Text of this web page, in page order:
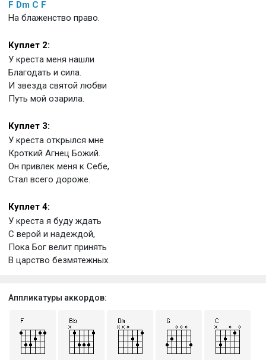
F Dm C F
На блаженство право.
Куплет 2:
У креста меня нашли
Благодать и сила.
И звезда святой любви
Путь мой озарила.
Куплет 3:
У креста открылся мне
Кроткий Агнец Божий.
Он привлек меня к Себе,
Стал всего дороже.
Куплет 4:
У креста я буду ждать
С верой и надеждой,
Пока Бог велит принять
В царство безмятежных.
Аппликатуры аккордов: